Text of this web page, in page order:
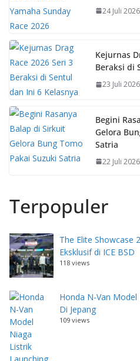
24 Juli 2026
Kejurnas
Beraksi di
23 Juli 2026
Begini
Gelora
Satria
22 Juli 2026
Terpopuler
The Elite Showcase
Eksklusif di ICE BSD
118 views
Honda N-Van
Di Jepang
109 views